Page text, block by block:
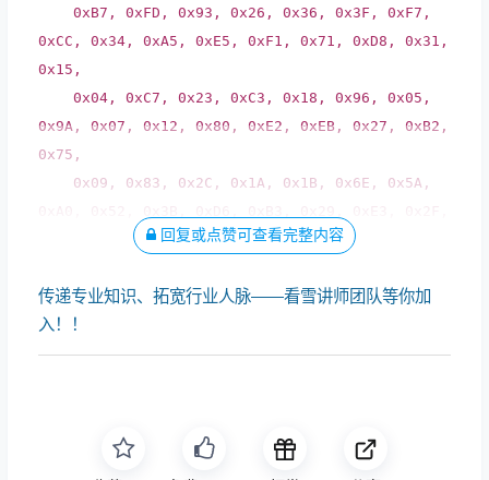
0xB7 , 0xFD , 0x93 , 0x26 , 0x36 , 0x3F , 0xF7 ,
0xCC , 0x34, 0xA5 , 0xE5 , 0xF1 , 0x71 , 0xD8 , 0x31 ,
0x15 ,
0x04, 0xC7 , 0x23 , 0xC3 , 0x18 , 0x96 , 0x05 ,
0x9A , 0x07 , 0x12 , 0x80 , 0xE2 , 0xEB , 0x27 , 0xB2 ,
0x75 ,
0x09 , 0x83 , 0x2C , 0x1A , 0x1B , 0x6E , 0x5A ,
回复或点赞可查看完整内容
传递专业知识、拓宽行业人脉——看雪讲师团队等你加
入！！